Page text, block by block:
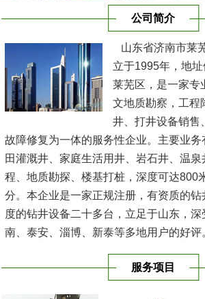
公司简介
山东省济南市莱
立于1995年，地
莱芜区，是一家专
文地质勘察，工程
井、打井设备销售
故障修复为一体的服务性企业。主要业
田灌溉井、家庭生活用井、岩石井、温
程、地质勘探、楼基打桩，深度可达800
分。本企业是一家正规注册，有资质的
度的钻井设备二十多台，立足于山东，
南、泰安、淄博、新泰等多地用户的好
变，总结...[查看详情] 服务项目